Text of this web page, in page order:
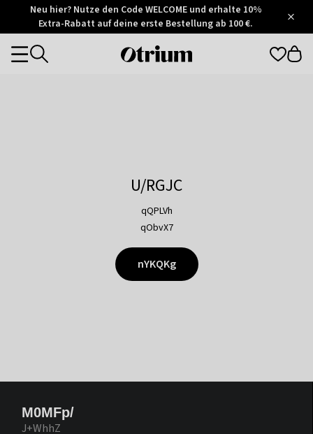
Otrium
Trustpilot
Neu hier? Nutze den Code WELCOME und erhalte 10%
Extra-Rabatt auf deine erste Bestellung ab 100 €.
Otrium
Categories
U/RGJC
qQPLVh
qObvX7
nYKQKg
M0MFp/
J+WhhZ